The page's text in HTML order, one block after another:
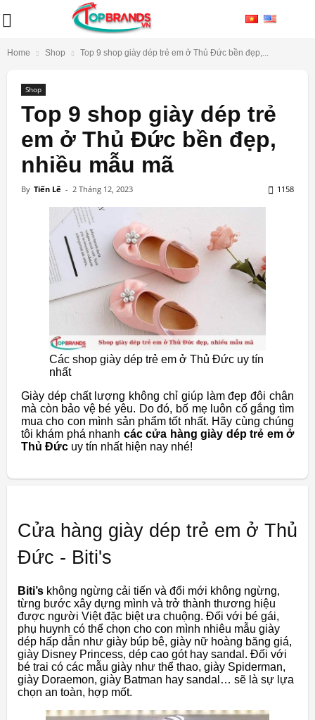
Home Shop Top 9 shop giày dép trẻ em ở Thủ Đức bền đẹp,...
Shop
Top 9 shop giày dép trẻ
em ở Thủ Đức bền đẹp,
nhiều mẫu mã
By Tiến Lê - 2 Tháng 12, 2023 1158
Các shop giày dép trẻ em ở Thủ Đức uy tín
nhất
Giày dép chất lượng không chỉ giúp làm đẹp đôi chân
mà còn bảo vệ bé yêu. Do đó, bố mẹ luôn cố gắng tìm
mua cho con mình sản phẩm tốt nhất. Hãy cùng chúng
tôi khám phá nhanh các cửa hàng giày dép trẻ em ở
Thủ Đức uy tín nhất hiện nay nhé!
Cửa hàng giày dép trẻ em ở Thủ
Đức - Biti's
Biti’s không ngừng cải tiến và đổi mới không ngừng,
từng bước xây dựng mình và trở thành thương hiệu
được người Việt đặc biệt ưa chuộng. Đối với bé gái,
phụ huynh có thể chọn cho con mình nhiêu mẫu giày
dép hấp dẫn như giày búp bê, giày nữ hoàng băng giá,
giày Disney Princess, dép cao gót hay sandal. Đối với
bé trai có các mẫu giày như thể thao, giày Spiderman,
giày Doraemon, giày Batman hay sandal… sẽ là sự lựa
chọn an toàn, hợp mốt.